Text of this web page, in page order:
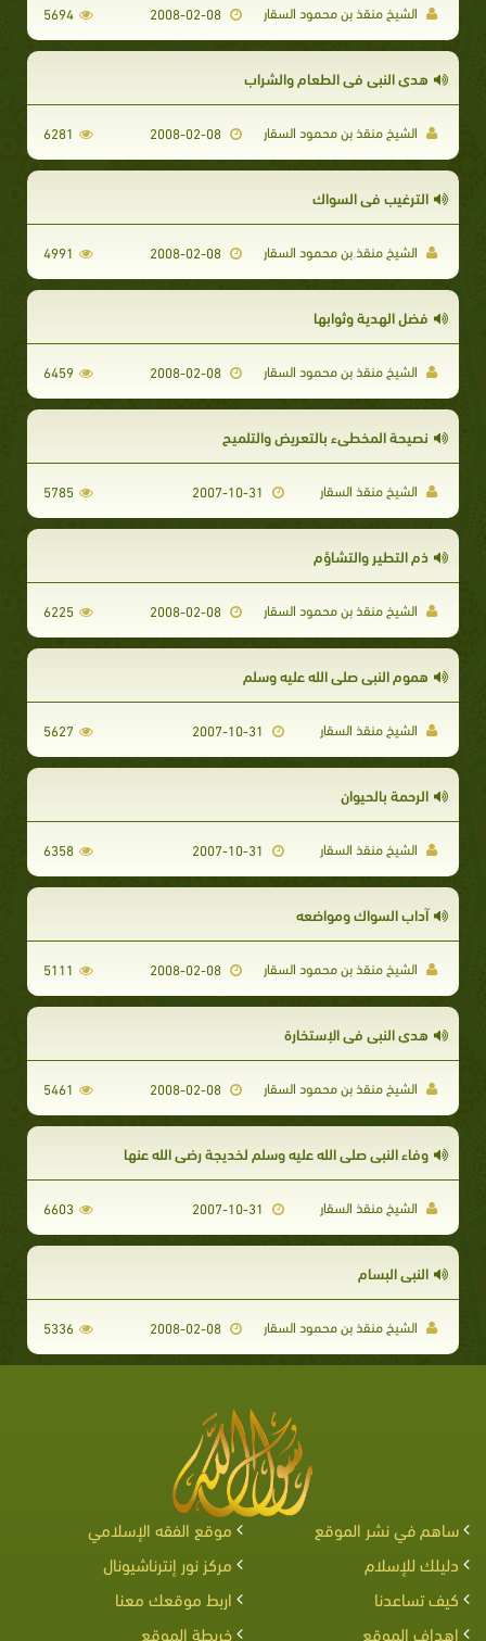
الشيخ منقذ بن محمود السقار 2008-02-08
5694
هدي النبي في الطعام والشراب
الشيخ منقذ بن محمود السقار 2008-02-08
6281
الترغيب في السواك
الشيخ منقذ بن محمود السقار 2008-02-08
4991
فضل الهدية وثوابها
الشيخ منقذ بن محمود السقار 2008-02-08
6459
نصيحة المخطىء بالتعريض والتلميح
الشيخ منقذ السقار 5785
ذم التطير والتشاؤم
الشيخ منقذ بن محمود السقار 2008-02-08
6225
هموم النبى صلى الله عليه وسلم
الشيخ منقذ السقار 5627
الرحمة بالحيوان
الشيخ منقذ السقار 6358
آداب السواك ومواضعه
الشيخ منقذ بن محمود السقار 2008-02-08
5111
هدي النبي في الإستخارة
الشيخ منقذ بن محمود السقار 2008-02-08
5461
وفاء النبى صلى الله عليه وسلم لخديجة رضى الله عنها
الشيخ منقذ السقار 6603
النبي البسام
الشيخ منقذ بن محمود السقار 2008-02-08
5336
ساهم في نشر الموقع
موقع الفقه الإسلامي
دليلك للإسلام
مركز نور إنترناشيونال
كيف تساعدنا
اربط موقعك معنا
اهداف الموقع
خريطة الموقع